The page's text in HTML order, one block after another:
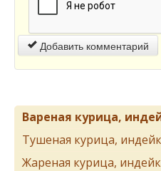
Добавить комментарий
Вареная курица,
Тушеная курица,
Жареная курица,